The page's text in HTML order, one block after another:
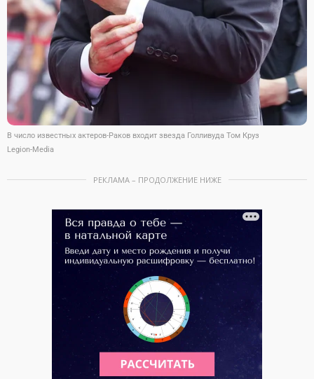
В число известных актеров-Раков входит звезда Голливуда Том Круз
Legion-Media
РЕКЛАМА – ПРОДОЛЖЕНИЕ НИЖЕ